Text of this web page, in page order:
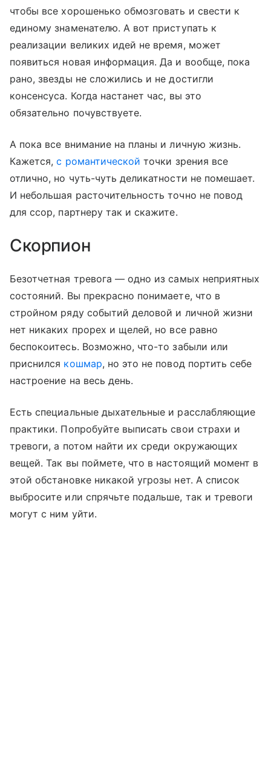
чтобы все хорошенько обмозговать и свести к
единому знаменателю. А вот приступать к
реализации великих идей не время, может
появиться новая информация. Да и вообще, пока
рано, звезды не сложились и не достигли
консенсуса. Когда настанет час, вы это
обязательно почувствуете.
А пока все внимание на планы и личную жизнь.
Кажется,с романтической точки зрения все
отлично, но чуть-чуть деликатности не помешает.
И небольшая расточительность точно не повод
для ссор, партнеру так и скажите.
Скорпион
Безотчетная тревога — одно из самых неприятных
состояний. Вы прекрасно понимаете, что в
стройном ряду событий деловой и личной жизни
нет никаких прорех и щелей, но все равно
беспокоитесь. Возможно, что-то забыли или
приснился кошмар, но это не повод портить себе
настроение на весь день.
Есть специальные дыхательные и расслабляющие
практики. Попробуйте выписать свои страхи и
тревоги, а потом найти их среди окружающих
вещей. Так вы поймете, что в настоящий момент в
этой обстановке никакой угрозы нет. А список
выбросите или спрячьте подальше, так и тревоги
могут с ним уйти.